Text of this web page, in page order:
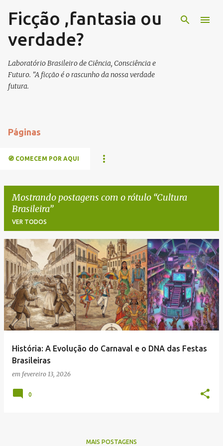
Pular para o conteúdo principal
Ficção ,fantasia ou
verdade?
Laboratório Brasileiro de Ciência, Consciência e
Futuro. "A ficção é o rascunho da nossa verdade
futura.
Páginas
🧭 COMECEM POR AQUI
Mostrando postagens com o rótulo Cultura
Brasileira
VER TODOS
P
s
t
a
g
História: A Evolução do Carnaval e o DNA das Festas
Brasileiras
em fevereiro 13, 2026
0
MAIS POSTAGENS